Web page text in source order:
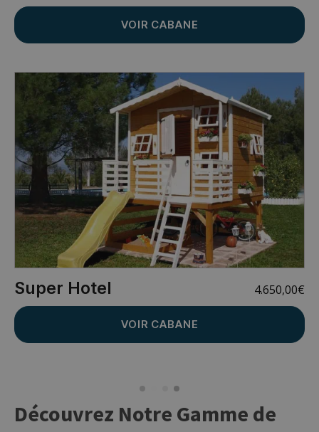
VOIR CABANE
Super Hotel 4.650,00€
VOIR CABANE